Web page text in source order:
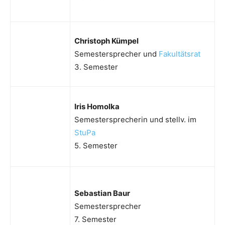
Christoph Kümpel
Semestersprecher und Fakultätsrat
3. Semester
Iris Homolka
Semestersprecherin und stellv. im
StuPa
5. Semester
Sebastian Baur
Semestersprecher
7. Semester